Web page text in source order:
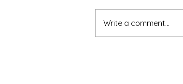
Write a comment...